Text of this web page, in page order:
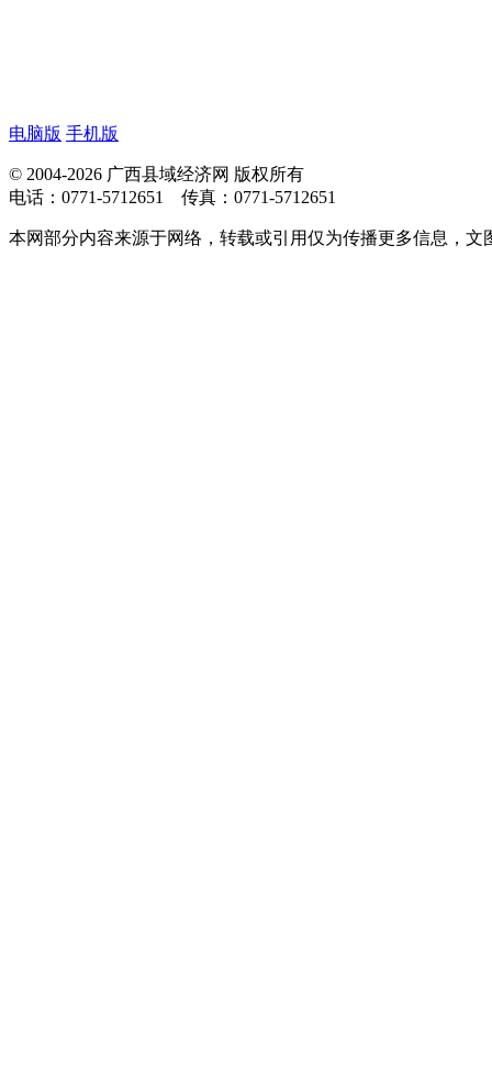
电脑版 手机版
© 2004-2026 广西县域经济网 版权所有
电话：0771-5712651 传真：0771-5712651
本网部分内容来源于网络，转载或引用仅为传播更多信息，